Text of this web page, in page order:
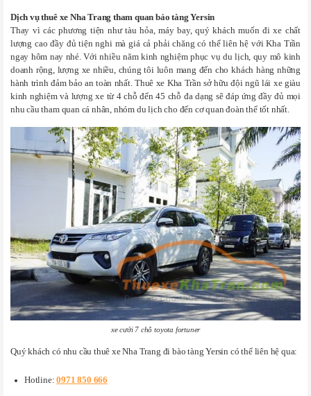
Dịch vụ thuê xe Nha Trang tham quan bảo tàng Yersin
Thay vì các phương tiện như tàu hỏa, máy bay, quý khách muốn đi xe chất
lượng cao đầy đủ tiện nghi mà giá cả phải chăng có thể liên hệ với Kha Trần
ngay hôm nay nhé. Với nhiều năm kinh nghiệm phục vụ du lịch, quy mô kinh
doanh rộng, lượng xe nhiều, chúng tôi luôn mang đến cho khách hàng những
hành trình đảm bảo an toàn nhất. Thuê xe Kha Trần sở hữu đội ngũ lái xe giàu
kinh nghiệm và lượng xe từ 4 chỗ đến 45 chỗ đa dạng sẽ đáp ứng đầy đủ mọi
nhu cầu tham quan cá nhân, nhóm du lịch cho đến cơ quan đoàn thể tốt nhất.
xe cưới 7 chỗ toyota fortuner
Quý khách có nhu cầu thuê xe Nha Trang đi bào tàng Yersin có thể liên hệ qua:
Hotline:0971 850 666